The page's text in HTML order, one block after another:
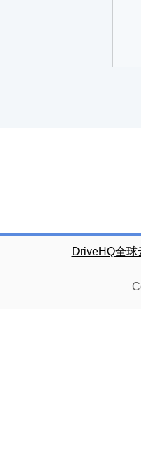
DriveHQ全球